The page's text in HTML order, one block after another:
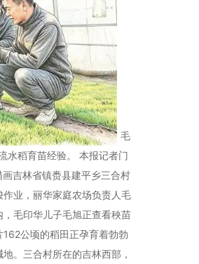
毛
水稻育苗经验。 本报记者门
吉林省镇赉县建平乡三合村
业，丽华家庭农场负责人毛
毛印华儿子毛旭正查看秧苗
公顷的稻田正孕育着勃勃
。三合村所在的吉林西部，